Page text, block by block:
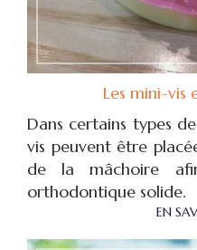
Les mini-vis
Dans certains types
vis peuvent être
de la mâchoire
orthodontique solide.
EN